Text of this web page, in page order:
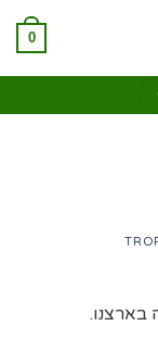
0
בארצנו.